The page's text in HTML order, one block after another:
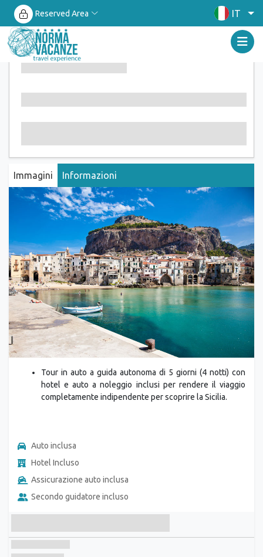
Reserved Area IT
Immagini Informazioni
Tour in auto a guida autonoma di 5 giorni (4 notti) con
hotel e auto a noleggio inclusi per rendere il viaggio
completamente indipendente per scoprire la Sicilia.
Auto inclusa
Hotel Incluso
Assicurazione auto inclusa
Secondo guidatore incluso